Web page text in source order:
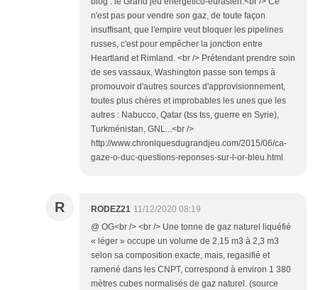
n'est pas pour vendre son gaz, de toute façon
insuffisant, que l'empire veut bloquer les pipelines
russes, c'est pour empêcher la jonction entre
Heartland et Rimland. <br /> Prétendant prendre soin
de ses vassaux, Washington passe son temps à
promouvoir d'autres sources d'approvisionnement,
toutes plus chères et improbables les unes que les
autres : Nabucco, Qatar (tss tss, guerre en Syrie),
Turkménistan, GNL...<br />
http://www.chroniquesdugrandjeu.com/2015/06/ca-
gaze-o-duc-questions-reponses-sur-l-or-bleu.html
R RODEZ21 11/12/2020 08:19
@ OG<br /> <br /> Une tonne de gaz naturel liquéfié
« léger » occupe un volume de 2,15 m3 à 2,3 m3
selon sa composition exacte, mais, regasifié et
ramené dans les CNPT, correspond à environ 1 380
mètres cubes normalisés de gaz naturel. (source